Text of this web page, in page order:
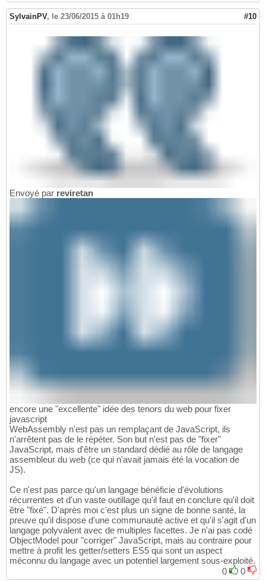
SylvainPV, le 23/06/2015 à 01h19 #10
Envoyé par reviretan
encore une "excellente" idée des tenors du web pour fixer
javascript
WebAssembly n'est pas un remplaçant de JavaScript, ils
n'arrêtent pas de le répéter. Son but n'est pas de "fixer"
JavaScript, mais d'être un standard dédié au rôle de langage
assembleur du web (ce qui n'avait jamais été la vocation de
JS).
Ce n'est pas parce qu'un langage bénéficie d'évolutions
récurrentes et d'un vaste outillage qu'il faut en conclure qu'il doit
être "fixé". D'après moi c'est plus un signe de bonne santé, la
preuve qu'il dispose d'une communauté active et qu'il s'agit d'un
langage polyvalent avec de multiples facettes. Je n'ai pas codé
ObjectModel pour "corriger" JavaScript, mais au contraire pour
mettre à profit les getter/setters ES5 qui sont un aspect
méconnu du langage avec un potentiel largement sous-exploité.
0
0